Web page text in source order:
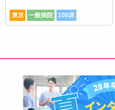
東京 一般病院 100床